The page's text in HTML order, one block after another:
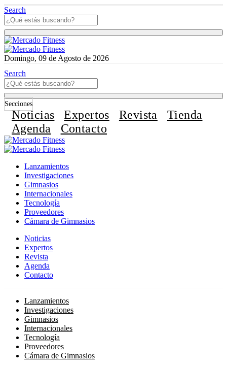
Search
Domingo, 09 de Agosto de 2026
Search
Secciones
Noticias Expertos Revista
Tienda
Agenda
Contacto
Lanzamientos
Investigaciones
Gimnasios
Internacionales
Tecnología
Proveedores
Cámara de Gimnasios
Noticias
Expertos
Revista
Agenda
Contacto
Lanzamientos
Investigaciones
Gimnasios
Internacionales
Tecnología
Proveedores
Cámara de Gimnasios